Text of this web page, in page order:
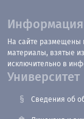
Информация
На сайте размещены
материалы, взятые
исключительно в
Университет
Сведения об